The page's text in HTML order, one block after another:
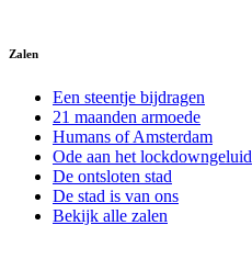
Zalen
Een steentje bijdragen
21 maanden armoede
Humans of Amsterdam
Ode aan het lockdowngeluid
De ontsloten stad
De stad is van ons
Bekijk alle zalen